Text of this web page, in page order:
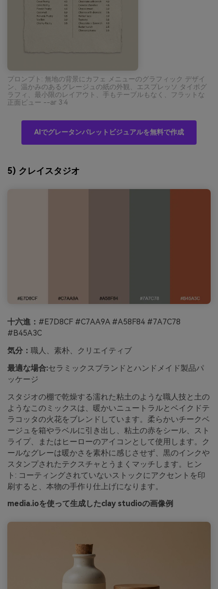
プロンプト: 無地の背景にカフェ メニューのグラフィック デザイ
ン、温かみのあるグレージュの紙の外観、エスプレッソ タイポグ
ラフィ、最小限のレイアウト、手もテーブルもなく、フラットな
正面ビュー --ar 3:4
AIでグレータンパレットビジュアルを無料で作成
5) クレイスタジオ
十六進： #E7D8CF #C7AA9A #A58F84 #7A7C78
#B45A3C
気分： 職人、素朴、クリエイティブ
最適な場合:セラミックスブランドとハンドメイド製品パ
ッケージ
スタジオの棚で乾燥する濡れた粘土のような職人技と土の
ようなこのミックスは、暖かいニュートラルとベイクドテ
ラコッタの火花をブレンドしています。柔らかいチークベ
ージュを箱やラベルに引き出し、粘土の赤をシール、スト
ライプ、またはヒーローのアイコンとして使用します。ク
ールなグレーは暖かさを素朴に感じさせず、黒のインクや
スタンプされたテクスチャとうまくマッチします。ヒン
ト: コーティングされていないストックにアクセントを印
刷すると、本物の手作り仕上げになります。
media.ioを使って生成したclay studioの画像例